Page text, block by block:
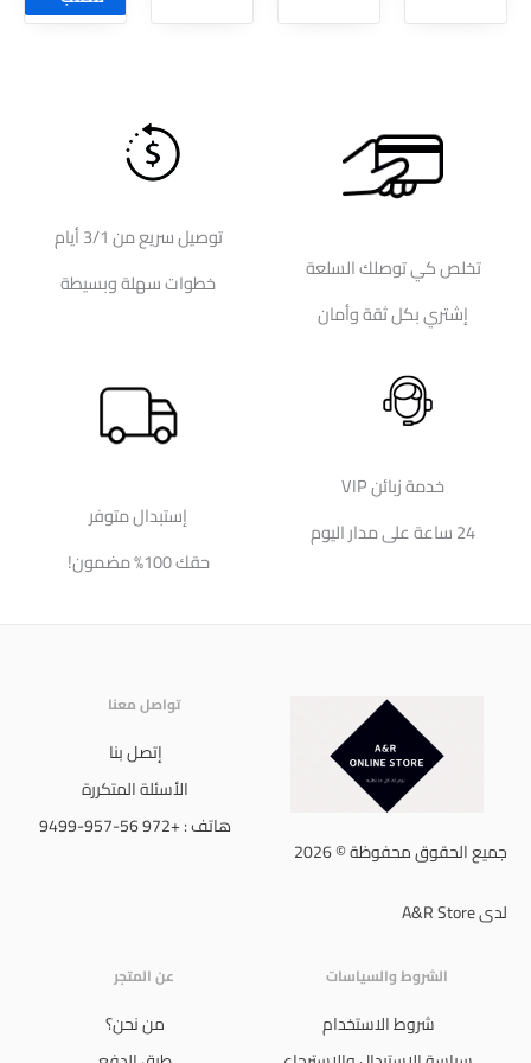
تخلص كي توصلك السلعة
إشتري بكل ثقة وأمان
توصيل سريع من 3/1 أيام
خطوات سهلة وبسيطة
خدمة زبائن VIP
24 ساعة على مدار اليوم
إستبدال متوفر
حقك 100% مضمون!
جميع الحقوق محفوظة © 2026
لدى A&R Store
تواصل معنا
إتصل بنا
الأسئلة المتكررة
هاتف : +972 56-957-9499
الشروط والسياسات
شروط الاستخدام
عن المتجر
من نحن؟